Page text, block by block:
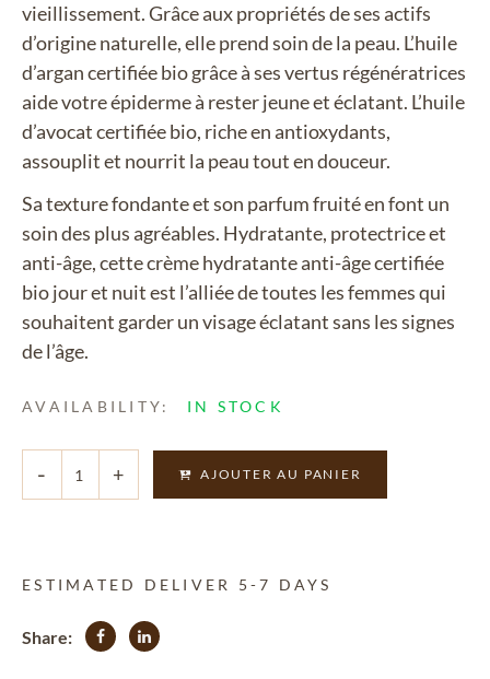
vieillissement. Grâce aux propriétés de ses actifs
d’origine naturelle, elle prend soin de la peau. L’huile
d’argan certifiée bio grâce à ses vertus régénératrices
aide votre épiderme à rester jeune et éclatant. L’huile
d’avocat certifiée bio, riche en antioxydants,
assouplit et nourrit la peau tout en douceur.
Sa texture fondante et son parfum fruité en font un
soin des plus agréables. Hydratante, protectrice et
anti-âge, cette crème hydratante anti-âge certifiée
bio jour et nuit est l’alliée de toutes les femmes qui
souhaitent garder un visage éclatant sans les signes
de l’âge.
AVAILABILITY: IN STOCK
AJOUTER AU PANIER
ESTIMATED DELIVER 5-7 DAYS
Share: